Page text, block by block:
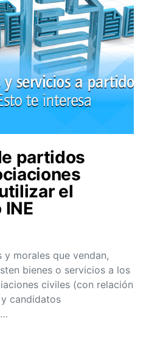
partidos
el
morales que vendan,
bienes o servicios a los
civiles (con relación
candidatos